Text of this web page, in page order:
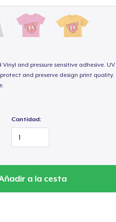
and pressure sensitive adhesive. UV
and preserve design print quality.
Cantidad:
a la cesta